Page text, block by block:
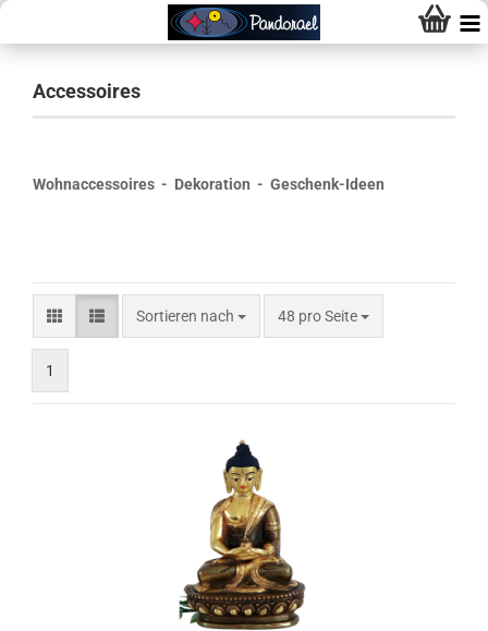
Accessoires
Wohnaccessoires - Dekoration - Geschenk-Ideen
Sortieren nach 48 pro Seite
1